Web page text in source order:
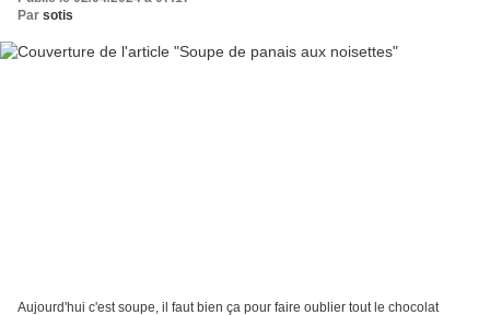
Par sotis
Aujourd'hui c'est soupe, il faut bien ça pour faire oublier tout le chocolat